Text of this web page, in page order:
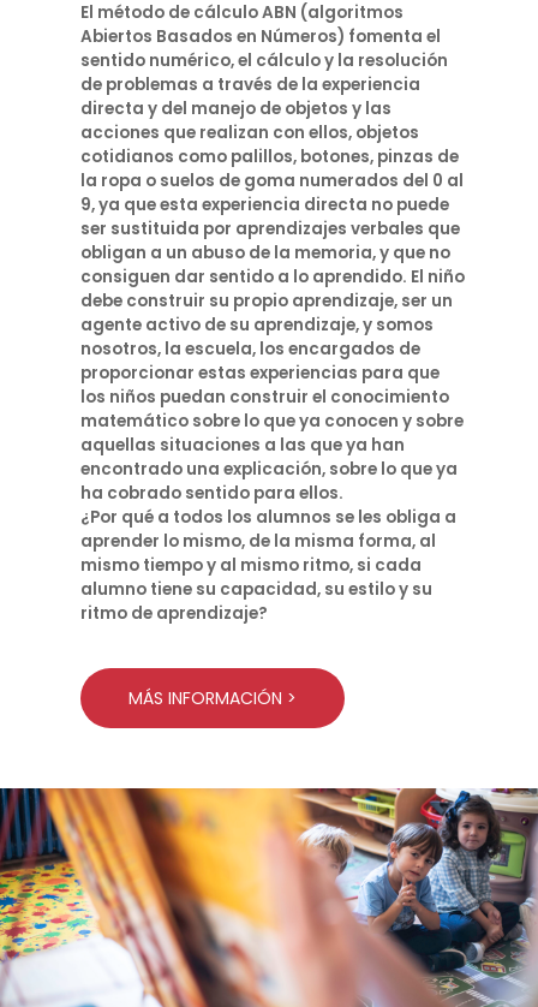
El método de cálculo ABN (algoritmos
Abiertos Basados en Números) fomenta el
sentido numérico, el cálculo y la resolución
de problemas a través de la experiencia
directa y del manejo de objetos y las
acciones que realizan con ellos, objetos
cotidianos como palillos, botones, pinzas de
la ropa o suelos de goma numerados del 0 al
9, ya que esta experiencia directa no puede
ser sustituida por aprendizajes verbales que
obligan a un abuso de la memoria, y que no
consiguen dar sentido a lo aprendido. El niño
debe construir su propio aprendizaje, ser un
agente activo de su aprendizaje, y somos
nosotros, la escuela, los encargados de
proporcionar estas experiencias para que
los niños puedan construir el conocimiento
matemático sobre lo que ya conocen y sobre
aquellas situaciones a las que ya han
encontrado una explicación, sobre lo que ya
ha cobrado sentido para ellos.
¿Por qué a todos los alumnos se les obliga a
aprender lo mismo, de la misma forma, al
mismo tiempo y al mismo ritmo, si cada
alumno tiene su capacidad, su estilo y su
ritmo de aprendizaje?
MÁS INFORMACIÓN >